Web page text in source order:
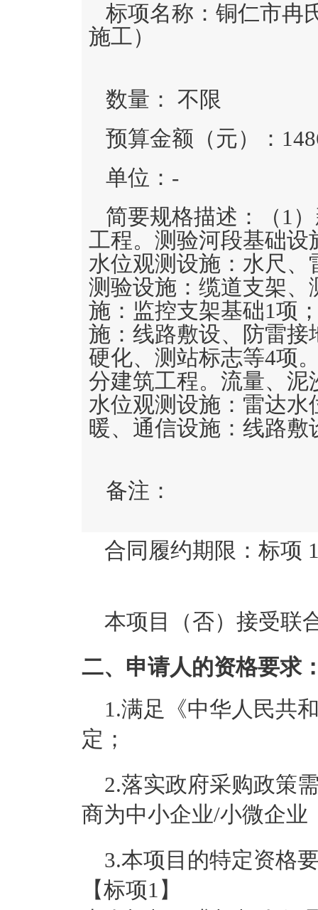
标项名称： 铜仁市冉
施工）
数量： 不限
预算金额（元）：
单位： -
简要规格描述：
（1
工程。测验河段基础
水位观测设施：水尺
测验设施：缆道支架
施：监控支架基础1项
施：线路敷设、防雷
硬化、测站标志等4项
分建筑工程。流量、
水位观测设施：雷达
暖、通信设施：线路
备注：
合同履约期限： 标项
本项目（否）接受联
二、申请人的资格要求
1.满足《中华人民共
定；
2.落实政府采购政策
商为中小企业/小微企业
3.本项目的特定资格
【标项1】